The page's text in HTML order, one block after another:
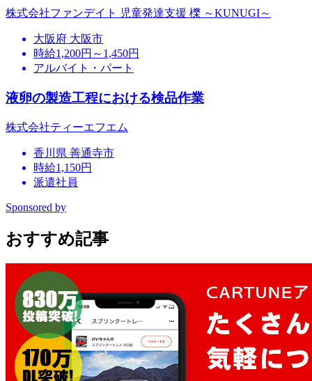
株式会社ファンデイト 児童発達支援 櫟 ～KUNUGI～
大阪府 大阪市
時給1,200円～1,450円
アルバイト・パート
液卵の製造工程における検品作業
株式会社ティーエフエム
香川県 善通寺市
時給1,150円
派遣社員
Sponsored by
おすすめ記事